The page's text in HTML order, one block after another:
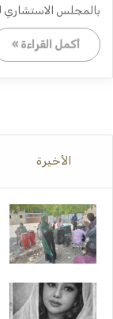
بالمجلس الاستشاري
أكمل القراءة »
الأخيرة